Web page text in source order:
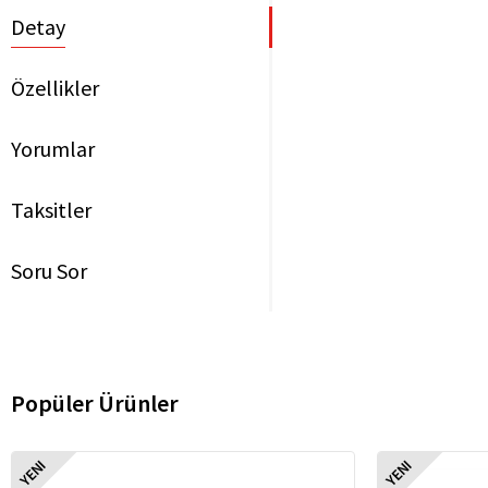
Detay
Özellikler
Yorumlar
Taksitler
Soru Sor
Popüler Ürünler
YENI YENI